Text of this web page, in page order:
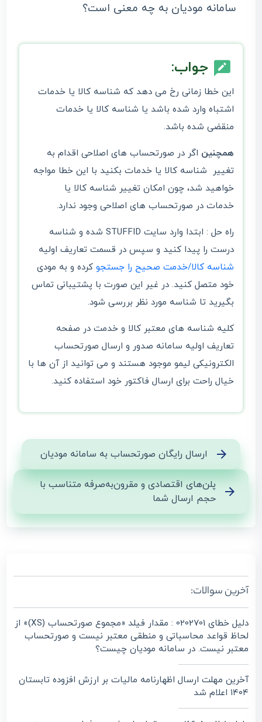
سامانه مودیان به چه معنی است؟
جواب:
این خطا زمانی رخ می دهد که شناسه کالا یا خدمات
اشتباه وارد شده باشد یا شناسه کالا یا خدمات
منقضی شده باشد.
همچنین اگر در صورتحساب های اصلاحی اقدام به
تغییر شناسه کالا یا خدمات بکنید با این خطا مواجه
خواهید شد، چون امکان تغییر شناسه کالا یا
خدمات در صورتحساب های اصلاحی وجود ندارد.
راه حل : ابتدا وارد سایت STUFFID شده و شناسه
درست را پیدا کنید و سپس در قسمت تعاریف اولیه
شناسه کالا/خدمت صحیح را جستجوکرده و به مودی
خود متصل کنید. در غیر این صورت با پشتیبانی تماس
بگیرید تا شناسه مورد نظر بررسی شود.
کلیه شناسه های معتبر کالا و خدمت در صفحه
تعاریف اولیه سامانه صدور و ارسال صورتحساب
الکترونیکی لیمو موجود هستند و می توانید از آن ها با
خیال راحت برای ارسال فاکتور خود استفاده کنید.
ارسال رایگان صورتحساب به سامانه مودیان
پلن‌های اقتصادی و مقرون‌به‌صرفه متناسب با
حجم ارسال شما
آخرین سوالات:
دلیل خطای 0202701 : مقدار فیلد «مجموع صورتحساب (XS)» از
لحاظ قواعد محاسباتی و منطقی معتبر نیست و صورتحساب
معتبر نیست. در سامانه مودیان چیست؟
آخرین مهلت ارسال اظهارنامه مالیات بر ارزش افزوده تابستان
۱۴۰۴ اعلام شد